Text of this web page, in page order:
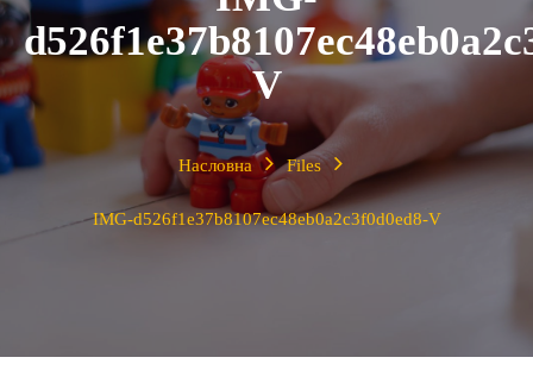
V
Насловна Files
IMG-d526f1e37b8107ec48eb0a2c3f0d0ed8-V